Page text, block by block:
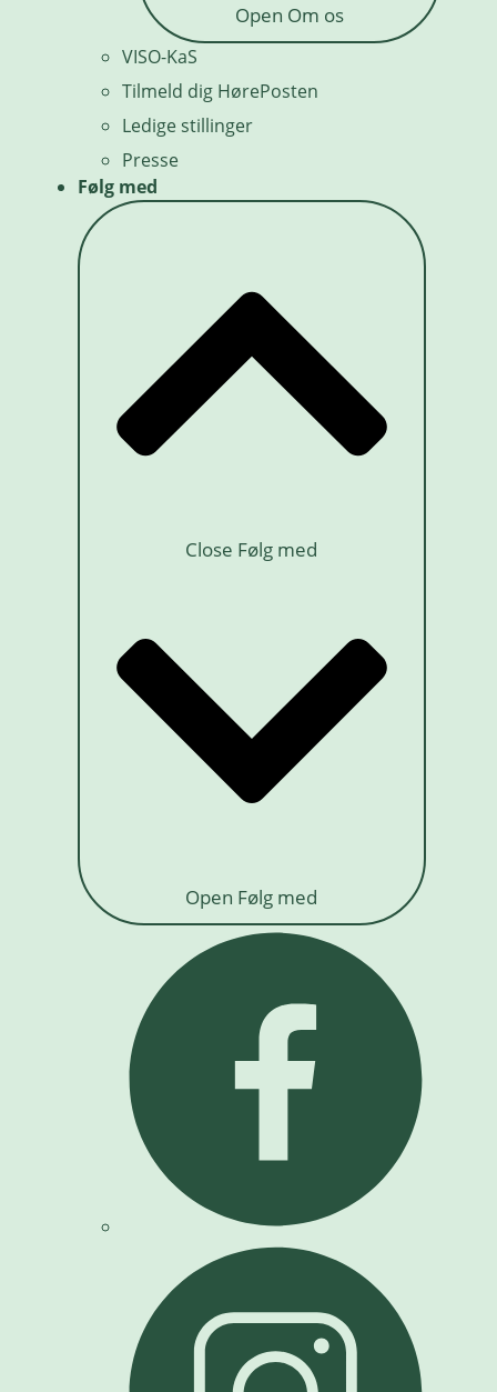
Open Om os
VISO-KaS
Tilmeld dig HørePosten
Ledige stillinger
Presse
Følg med
Close Følg med
Open Følg med